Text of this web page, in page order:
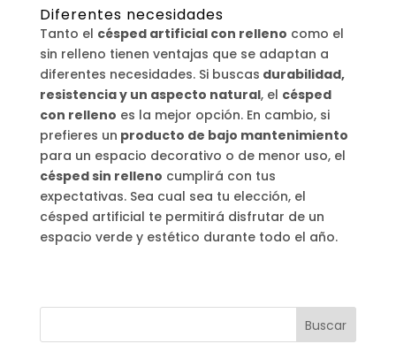
Diferentes necesidades
Tanto el césped artificial con relleno como el
sin relleno tienen ventajas que se adaptan a
diferentes necesidades. Si buscas durabilidad,
resistencia y un aspecto natural, el césped
con relleno es la mejor opción. En cambio, si
prefieres un producto de bajo mantenimiento
para un espacio decorativo o de menor uso, el
césped sin relleno cumplirá con tus
expectativas. Sea cual sea tu elección, el
césped artificial te permitirá disfrutar de un
espacio verde y estético durante todo el año.
Buscar